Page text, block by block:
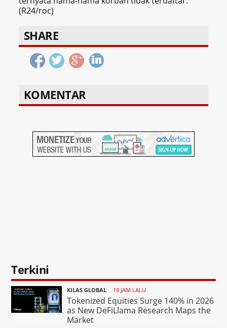
(R24/roc)
SHARE
KOMENTAR
Terkini
KILAS GLOBAL 19 JAM LALU
Tokenized Equities Surge 140% in 2026
as New DeFiLlama Research Maps the
Market